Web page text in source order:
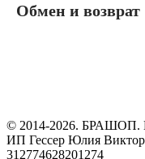
Обмен и возврат
© 2014-2026. БРАШОП.
ИП Гессер Юлия
312774628201274